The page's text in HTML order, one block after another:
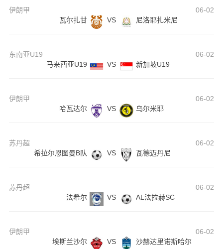
伊朗甲
06-02
瓦尔扎甘
VS 尼洛耶扎米尼
东南亚U19
06-02
马来西亚U19
VS 新加坡U19
伊朗甲
06-02
哈瓦达尔
VS 乌尔米耶
苏丹超
06-02
希拉尔恩图曼B队
VS 瓦德迈丹尼
苏丹超
06-02
法希尔
VS AL法拉赫SC
伊朗甲
06-02
埃斯兰沙尔
VS 沙赫达里诺斯哈尔